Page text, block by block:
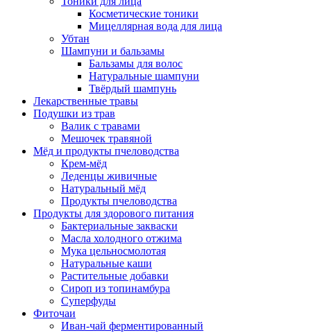
Косметические тоники
Мицеллярная вода для лица
Убтан
Шампуни и бальзамы
Бальзамы для волос
Натуральные шампуни
Твёрдый шампунь
Лекарственные травы
Подушки из трав
Валик с травами
Мешочек травяной
Мёд и продукты пчеловодства
Крем-мёд
Леденцы живичные
Натуральный мёд
Продукты пчеловодства
Продукты для здорового питания
Бактериальные закваски
Масла холодного отжима
Мука цельносмолотая
Натуральные каши
Растительные добавки
Сироп из топинамбура
Суперфуды
Фиточаи
Иван-чай ферментированный